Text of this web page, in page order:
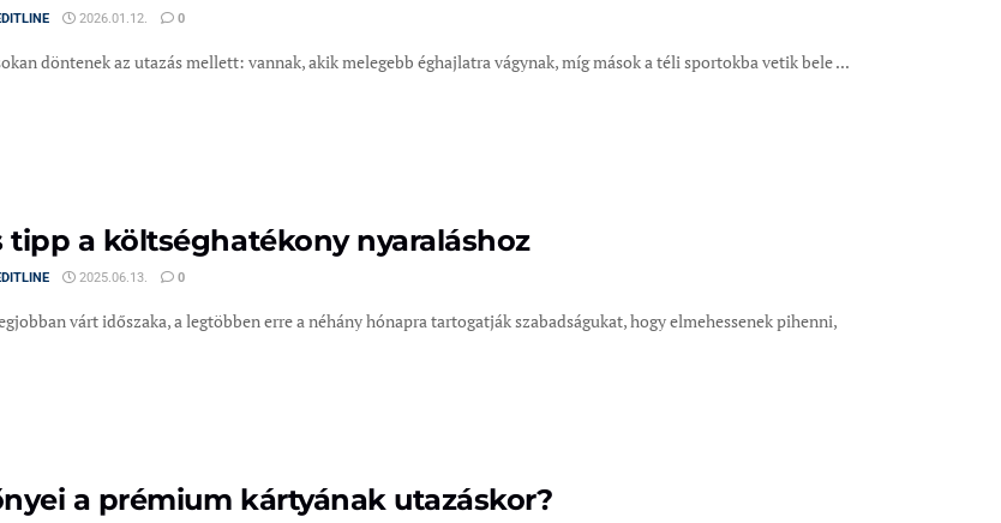
2026.01.12. 0
döntenek az utazás mellett: vannak, akik melegebb éghajlatra vágynak, míg mások a téli sportokba vetik bele ...
tipp a költséghatékony nyaraláshoz
2025.06.13. 0
várt időszaka, a legtöbben erre a néhány hónapra tartogatják szabadságukat, hogy elmehessenek pihenni,
a prémium kártyának utazáskor?